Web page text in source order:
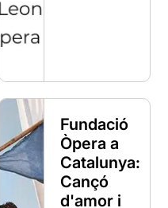
Fundació
Òpera a
Catalunya:
Cançó
d'amor i